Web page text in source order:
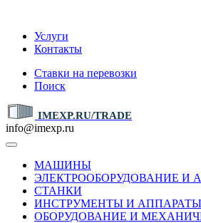
Услуги
Контакты
Ставки на перевозки
Поиск
IMEXP.RU/TRADE
info@imexp.ru
МАШИНЫ
ЭЛЕКТРООБОРУДОВАНИЕ И
СТАНКИ
ИНСТРУМЕНТЫ И АППАРАТЫ
ОБОРУДОВАНИЕ И